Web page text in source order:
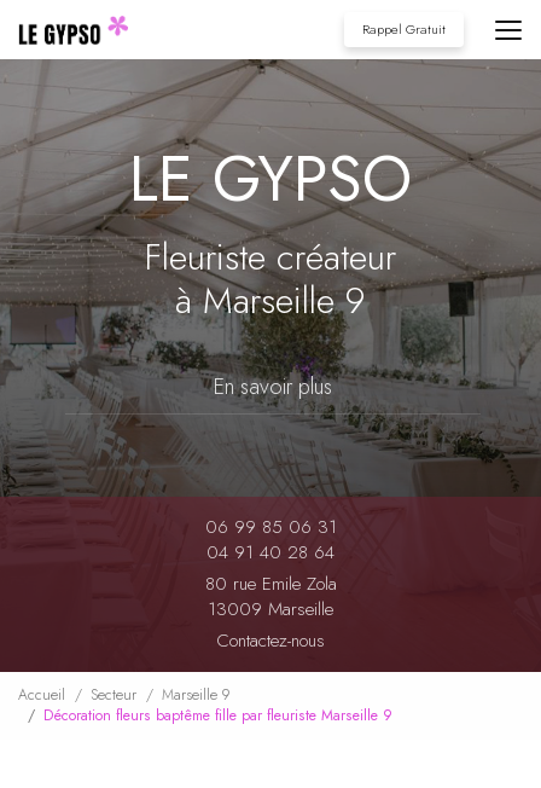
contenu
principal
Rappel Gratuit
LE GYPSO
Fleuriste créateur
à Marseille 9
En savoir plus
06 99 85 06 31
04 91 40 28 64
80 rue Emile Zola
13009 Marseille
Contactez-nous
Accueil Secteur
Marseille 9
Décoration fleurs baptême fille par fleuriste Marseille 9